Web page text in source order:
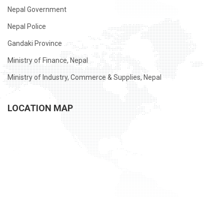
Nepal Government
Nepal Police
Gandaki Province
Ministry of Finance, Nepal
Ministry of Industry, Commerce & Supplies, Nepal
LOCATION MAP